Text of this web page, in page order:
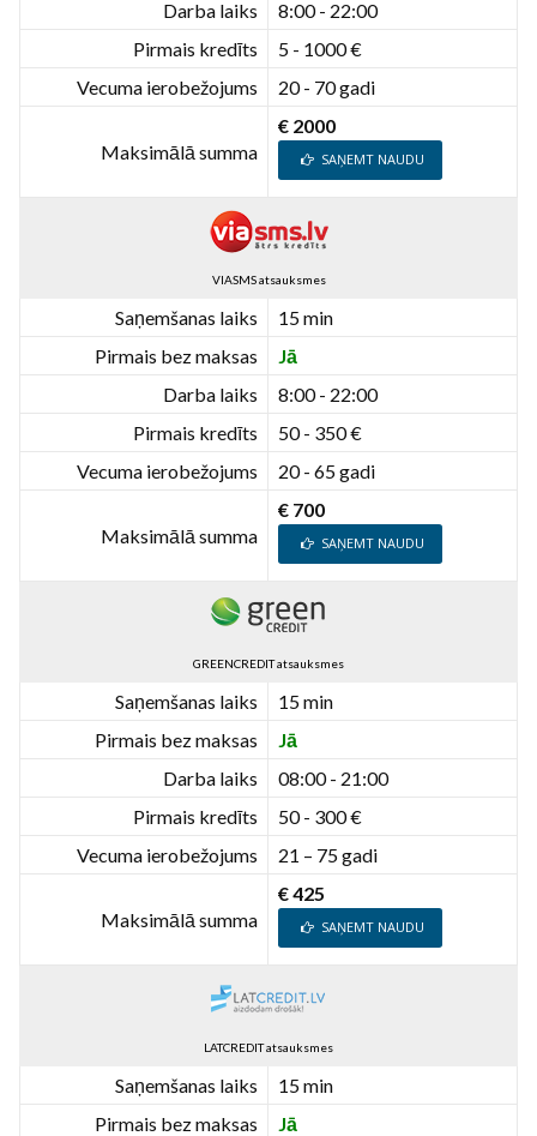
Darba laiks
8:00 - 22:00
Pirmais kredīts
5 - 1000 €
Vecuma ierobežojums
20 - 70 gadi
Maksimālā summa
€ 2000
SAŅEMT NAUDU
VIASMS atsauksmes
Saņemšanas laiks
15 min
Pirmais bez maksas
Jā
Darba laiks
8:00 - 22:00
Pirmais kredīts
50 - 350 €
Vecuma ierobežojums
20 - 65 gadi
Maksimālā summa
€ 700
SAŅEMT NAUDU
GREENCREDIT atsauksmes
Saņemšanas laiks
15 min
Pirmais bez maksas
Jā
Darba laiks
08:00 - 21:00
Pirmais kredīts
50 - 300 €
Vecuma ierobežojums
21 – 75 gadi
Maksimālā summa
€ 425
SAŅEMT NAUDU
LATCREDIT atsauksmes
Saņemšanas laiks
15 min
Pirmais bez maksas
Jā